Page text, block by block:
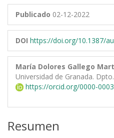
Publicado 02-12-2022
DOI https://doi.org/10.1387/
María Dolores Gallego
Universidad de Granada.
https://orcid.org/0000-
Resumen